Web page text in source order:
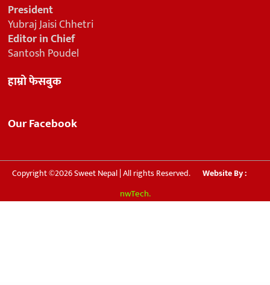
President
Yubraj Jaisi Chhetri
Editor in Chief
Santosh Poudel
हाम्रो फेसबुक
Our Facebook
Copyright ©2026 Sweet Nepal | All rights Reserved. Website By :
nwTech.